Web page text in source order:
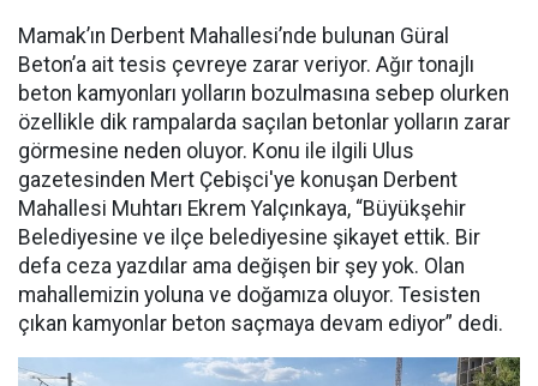
Mamak’ın Derbent Mahallesi’nde bulunan Güral
Beton’a ait tesis çevreye zarar veriyor. Ağır tonajlı
beton kamyonları yolların bozulmasına sebep olurken
özellikle dik rampalarda saçılan betonlar yolların zarar
görmesine neden oluyor. Konu ile ilgili Ulus
gazetesinden Mert Çebişci'ye konuşan Derbent
Mahallesi Muhtarı Ekrem Yalçınkaya, “Büyükşehir
Belediyesine ve ilçe belediyesine şikayet ettik. Bir
defa ceza yazdılar ama değişen bir şey yok. Olan
mahallemizin yoluna ve doğamıza oluyor. Tesisten
çıkan kamyonlar beton saçmaya devam ediyor” dedi.